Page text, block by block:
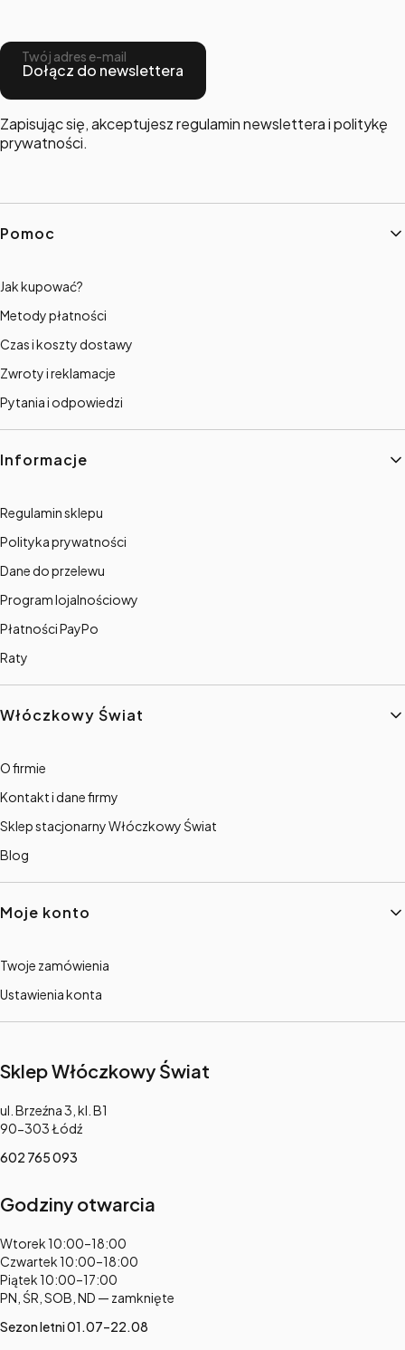
Twój adres e-mail
Dołącz do newslettera
Zapisując się, akceptujesz regulamin newslettera i politykę
prywatności.
Linki w stopce
Pomoc
Jak kupować?
Metody płatności
Czas i koszty dostawy
Zwroty i reklamacje
Pytania i odpowiedzi
Informacje
Regulamin sklepu
Polityka prywatności
Dane do przelewu
Program lojalnościowy
Płatności PayPo
Raty
Włóczkowy Świat
O firmie
Kontakt i dane firmy
Sklep stacjonarny Włóczkowy Świat
Blog
Moje konto
Twoje zamówienia
Ustawienia konta
Sklep Włóczkowy Świat
Adres:
ul. Brzeźna 3, kl. B1
90-303 Łódź
602 765 093
Godziny otwarcia
Adres:
Wtorek 10:00–18:00
Czwartek 10:00–18:00
Piątek 10:00–17:00
PN, ŚR, SOB, ND — zamknięte
Sezon letni 01.07–22.08